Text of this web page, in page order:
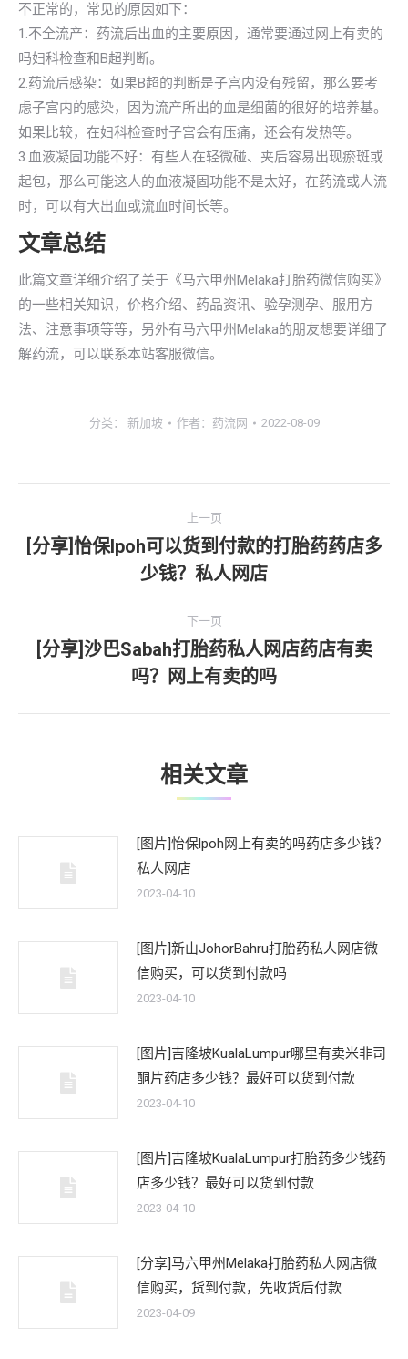
不正常的，常见的原因如下：
1.不全流产：药流后出血的主要原因，通常要通过网上有卖的
吗妇科检查和B超判断。
2.药流后感染：如果B超的判断是子宫内没有残留，那么要考
虑子宫内的感染，因为流产所出的血是细菌的很好的培养基。
如果比较，在妇科检查时子宫会有压痛，还会有发热等。
3.血液凝固功能不好：有些人在轻微碰、夹后容易出现瘀斑或
起包，那么可能这人的血液凝固功能不是太好，在药流或人流
时，可以有大出血或流血时间长等。
文章总结
此篇文章详细介绍了关于《马六甲州Melaka打胎药微信购买》
的一些相关知识，价格介绍、药品资讯、验孕测孕、服用方
法、注意事项等等，另外有马六甲州Melaka的朋友想要详细了
解药流，可以联系本站客服微信。
分类： 新加坡 作者： 药流网 2022-08-09
章
上一页
上
一
[分享]怡保lpoh可以货到付款的打胎药药店多
少钱？私人网店
下一页
下
一
文
[分享]沙巴Sabah打胎药私人网店药店有卖
吗？网上有卖的吗
相关文章
[图片]怡保lpoh网上有卖的吗药店多少钱？
私人网店
2023-04-10
[图片]新山JohorBahru打胎药私人网店微
信购买，可以货到付款吗
2023-04-10
[图片]吉隆坡KualaLumpur哪里有卖米非司
酮片药店多少钱？最好可以货到付款
2023-04-10
[图片]吉隆坡KualaLumpur打胎药多少钱药
店多少钱？最好可以货到付款
2023-04-10
[分享]马六甲州Melaka打胎药私人网店微
信购买，货到付款，先收货后付款
2023-04-09